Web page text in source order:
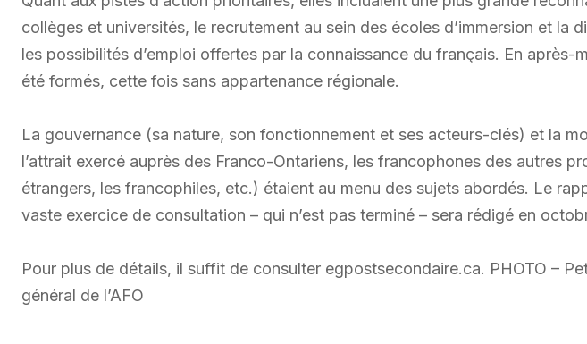
collèges et universités, le recrutement au sein des écoles d’immersion et la
les possibilités d’emploi offertes par la connaissance du français. En après-
été formés, cette fois sans appartenance régionale.
La gouvernance (sa nature, son fonctionnement et ses acteurs-clés) et la
l’attrait exercé auprès des Franco-Ontariens, les francophones des autres
étrangers, les francophiles, etc.) étaient au menu des sujets abordés. Le
vaste exercice de consultation – qui n’est pas terminé – sera rédigé en
Pour plus de détails, il suffit de consulter egpostsecondaire.ca. PHOTO –
général de l’AFO